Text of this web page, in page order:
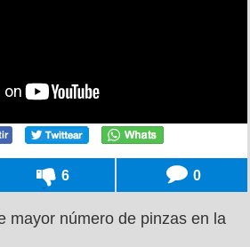
6 0
mayor número de pinzas en la